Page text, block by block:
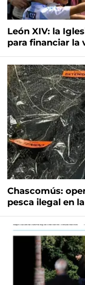
León XIV: la
para financiar la
Chascomús:
pesca ilegal en